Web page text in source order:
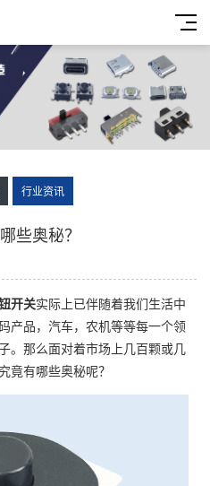
行业资讯
些奥秘？
开关实际上已伴随着我们生活中
产品，汽车，农机等等每一个领
。那么面对着市场上几百颗或几
竟有哪些奥秘呢？